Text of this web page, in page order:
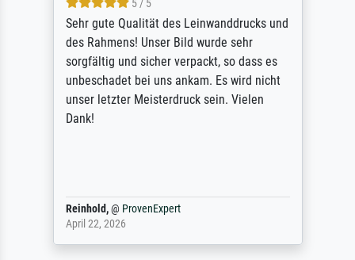
5 / 5
Sehr gute Qualität des Leinwanddrucks und
des Rahmens! Unser Bild wurde sehr
sorgfältig und sicher verpackt, so dass es
unbeschadet bei uns ankam. Es wird nicht
unser letzter Meisterdruck sein. Vielen
Dank!
Reinhold,@ ProvenExpert
April 22, 2026